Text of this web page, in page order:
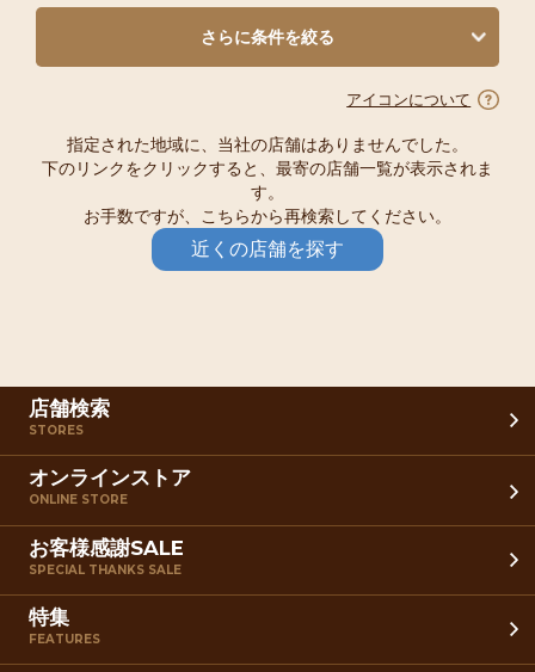
さらに条件を絞る
アイコンについて
指定された地域に、当社の店舗はありませんでした。
下のリンクをクリックすると、最寄の店舗一覧が表示されま
す。
お手数ですが、こちらから再検索してください。
近くの店舗を探す
店舗検索
STORES
オンラインストア
ONLINE STORE
お客様感謝SALE
SPECIAL THANKS SALE
特集
FEATURES